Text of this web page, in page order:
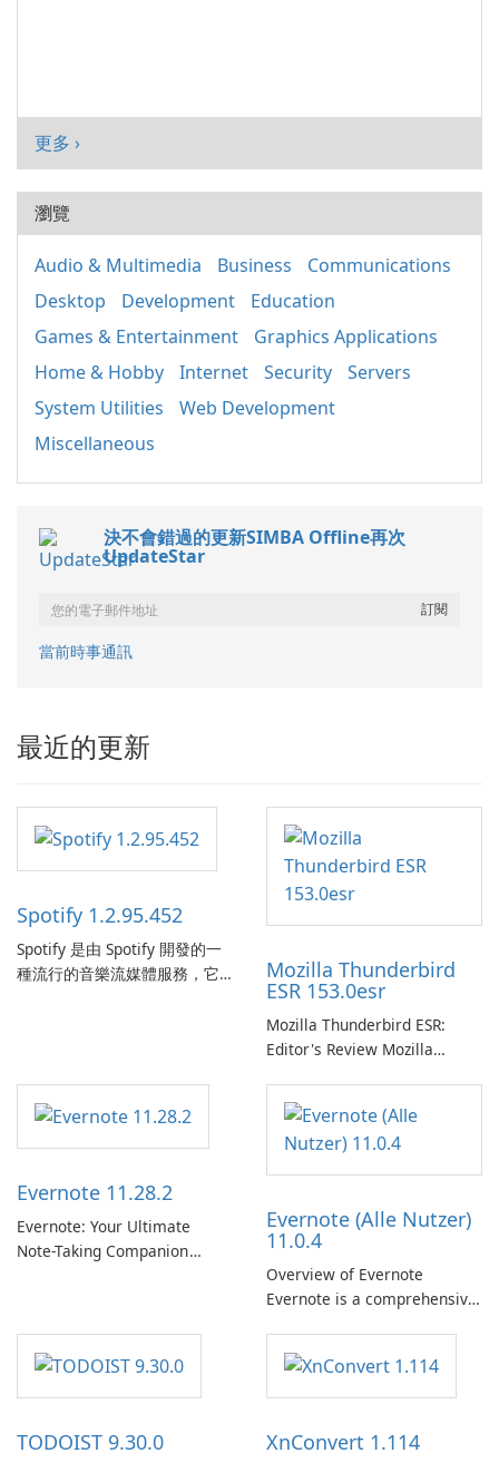
更多 ›
瀏覽
Audio & Multimedia Business
Communications
Desktop
Development
Education
Games & Entertainment
Graphics Applications
Home & Hobby
Internet Security
Servers
System Utilities
Web Development
Miscellaneous
決不會錯過的更新SIMBA Offline再次
UpdateStar
當前時事通訊
最近的更新
Spotify 1.2.95.452
Spotify 是由 Spotify 開發的一
種流行的音樂流媒體服務，它
提供無縫的音樂體驗，讓他們
發現、流式傳輸和欣賞他們最
Spotify …
Mozilla Thunderbird
ESR 153.0esr
Mozilla Thunderbird ESR:
Editor's Review Mozilla
Support Release) is the long-
term support channel of the
Thunderbird desktop email
client designed for
need predictable …
Evernote 11.28.2
Evernote: Your Ultimate
Note-Taking Companion
helps users capture ideas,
organize to-do lists, and keep
track of important
Evernote (Alle Nutzer)
11.0.4
Overview of Evernote
Evernote is a comprehensive
software designed to help
users capture, organize, and
access information across
TODOIST 9.30.0 XnConvert 1.114